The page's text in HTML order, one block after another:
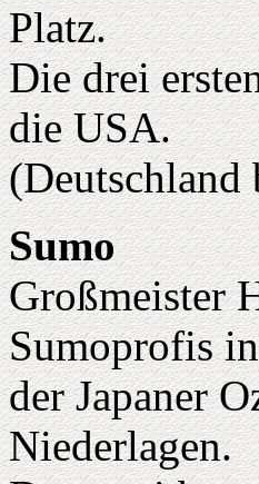
Platz.
Die drei
die USA.
(Deutschland
Sumo
Großmeister
Sumoprofis
der Japaner
Niederlagen.